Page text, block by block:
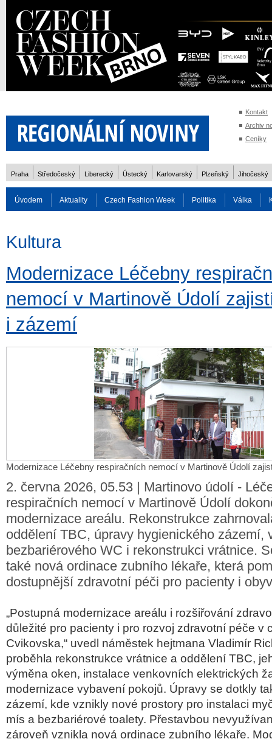
Kontakt
Archiv
Ceníky
Praha Středočeský Liberecký Ústecký Karlovarský Plzeňský Jihočeský
Úvodem Aktuality Czech Fashion Week Politika Válka
Kultura
Modernizace Léčebny
nemocí v Martinově Údolí
i zázemí
Modernizace Léčebny respiračních nemocí v Martinově Údolí
2. června 2026, 05.53 | Martinovo údolí -
respiračních nemocí v Martinově Údolí
modernizace areálu. Rekonstrukce
oddělení TBC, úpravy hygienického zázemí,
bezbariérového WC i rekonstrukci vrátnice.
také nová ordinace zubního lékaře, která
dostupnější zdravotní péči pro pacienty i
„Postupná modernizace areálu i rozšiřování
důležité pro pacienty i pro rozvoj zdravotní péče v
Cvikovska,“ uvedl náměstek hejtmana Vladimír
proběhla rekonstrukce vrátnice a oddělení TBC,
výměna oken, instalace venkovních elektrických
modernizace vybavení pokojů. Úpravy se dotkly
zázemí, kde vznikly nové prostory pro instalaci
mís a bezbariérové toalety. Přestavbou
zároveň vznikla nová ordinace zubního lékaře.